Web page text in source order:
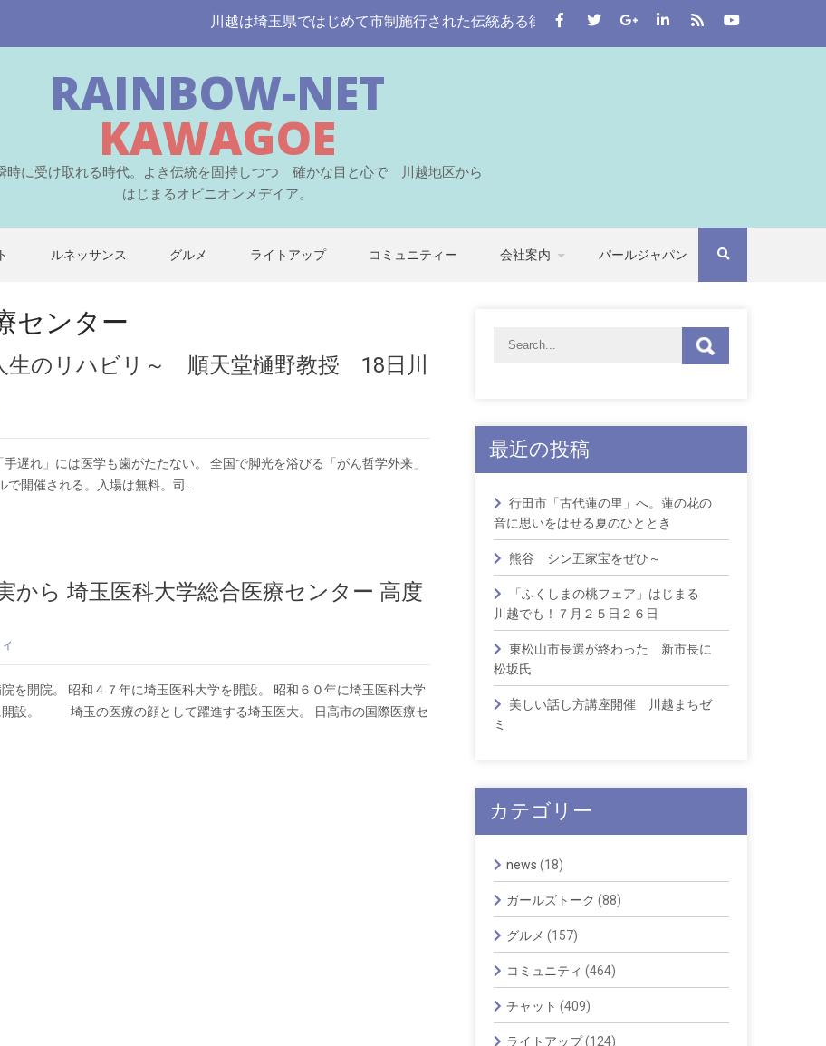
川越は埼玉県ではじめて市制施行された伝統ある街。 この川越をはじめとする七つの自治体から
RAINBOW-NET
KAWAGOE
時に受け取れる時代。よき伝統を固持しつつ 確かな目と心で 川越地区から
はじまるオピニオンメデイア。
ルネッサンス グルメ ライトアップ コミュニティー 会社案内 パールジャパン
センター
のリハビリ～ 順天堂樋野教授 18日川
遅れ」には医学も歯がたたない。 全国で脚光を浴びる「がん哲学外来」
開催される。入場は無料。司…
から 埼玉医科大学総合医療センター 高度
を開院。 昭和４７年に埼玉医科大学を開設。 昭和６０年に埼玉医科大学
開設。 埼玉の医療の顔として躍進する埼玉医大。 日高市の国際医療セ
最近の投稿
行田市「古代蓮の里」へ。蓮の花の
音に思いをはせる夏のひととき
熊谷 シン五家宝をぜひ～
「ふくしまの桃フェア」はじまる
川越でも！７月２５日２６日
東松山市長選が終わった 新市長に
松坂氏
美しい話し方講座開催 川越まちゼ
ミ
カテゴリー
news (18)
ガールズトーク (88)
グルメ (157)
コミュニティ (464)
チャット (409)
ライトアップ(124)